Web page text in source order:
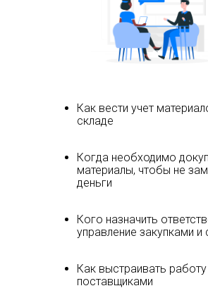
Как вести учет
складе
Когда необходимо
материалы, чтобы не
деньги
Кого назначить
управление закупками и
Как выстраивать
поставщиками